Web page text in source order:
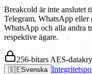
Breakcold är inte anslutet
Telegram, WhatsApp eller
WhatsApp och alla andra
respektive ägare.
256-bitars AES-
🇸🇪Svenska